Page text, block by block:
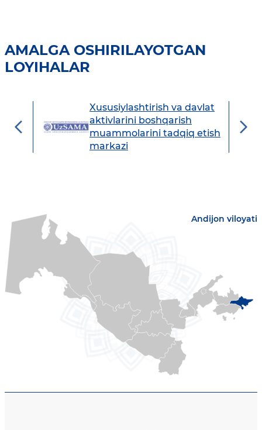
AMALGA OSHIRILAYOTGAN
LOYIHALAR
Xususiylashtirish va davlat
aktivlarini boshqarish
muammolarini tadqiq etish
markazi
Andijon viloyati